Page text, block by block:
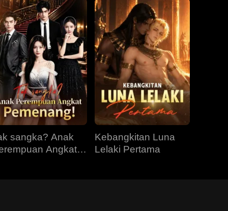
sangka? Anak
Angkat
Kebangkitan Luna
Lelaki Pertama